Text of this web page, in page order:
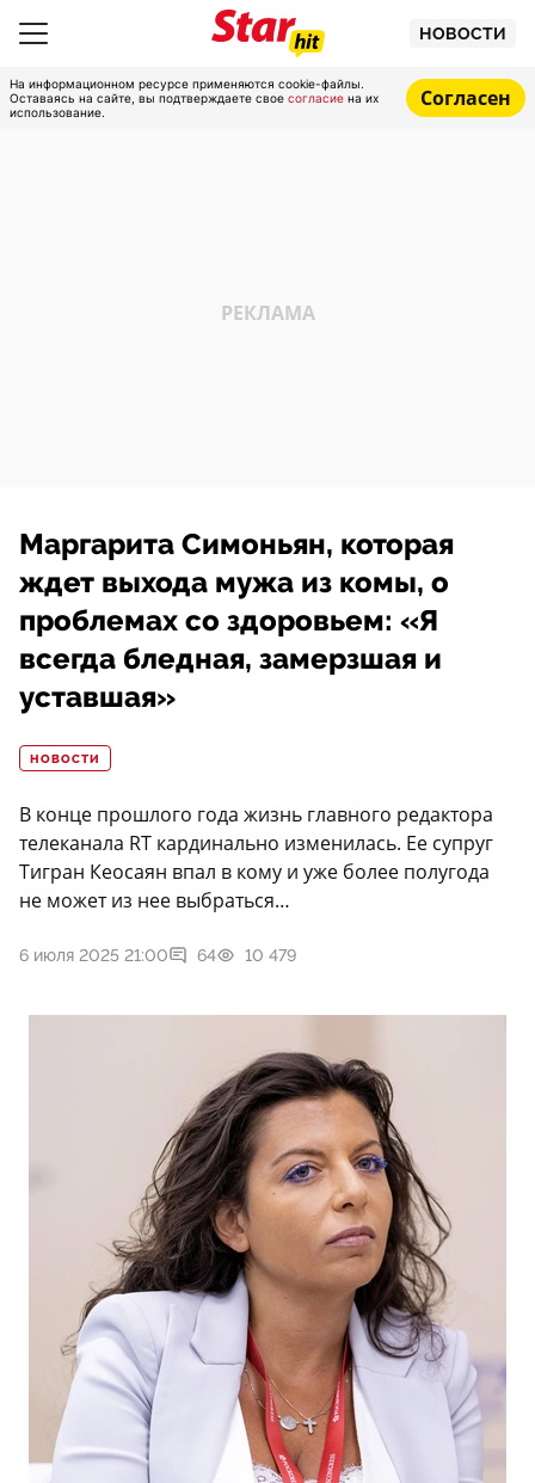
НОВОСТИ
На информационном ресурсе применяются cookie-файлы.
Оставаясь на сайте, вы подтверждаете свое согласие на их
использование.
Согласен
Маргарита Симоньян, которая
ждет выхода мужа из комы, о
проблемах со здоровьем: «Я
всегда бледная, замерзшая и
уставшая»
НОВОСТИ
В конце прошлого года жизнь главного редактора
телеканала RT кардинально изменилась. Ее супруг
Тигран Кеосаян впал в кому и уже более полугода
не может из нее выбраться…
6 июля 2025 21:00 64 10 479